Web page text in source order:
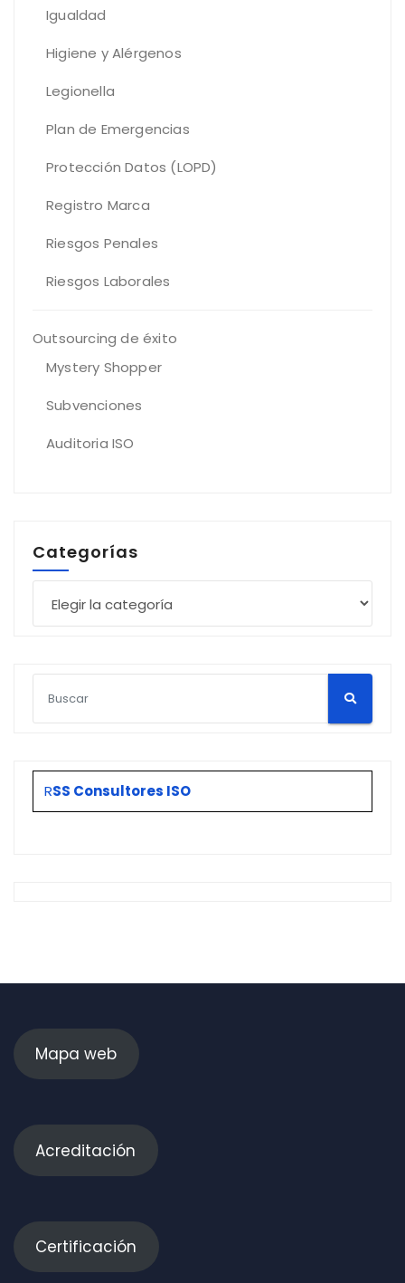
Igualdad
Higiene y Alérgenos
Legionella
Plan de Emergencias
Protección Datos (LOPD)
Registro Marca
Riesgos Penales
Riesgos Laborales
Outsourcing de éxito
Mystery Shopper
Subvenciones
Auditoria ISO
Categorías
RSS Consultores ISO
Mapa web
Acreditación
Certificación